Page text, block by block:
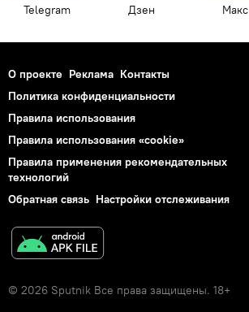
Telegram Дзен Макс
О проекте Реклама Контакты
Политика конфиденциальности
Правила использования
Правила использования «cookie»
Правила применения рекомендательных
технологий
Обратная связь Настройки отслеживания
© 2026 Sputnik Все права защищены. 18+